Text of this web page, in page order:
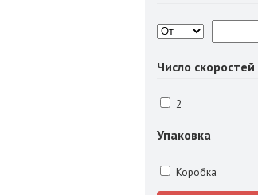
Число скоростей
2
Упаковка
Коробка